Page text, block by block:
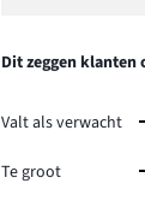
Dit zeggen
Valt als verwacht
Te groot